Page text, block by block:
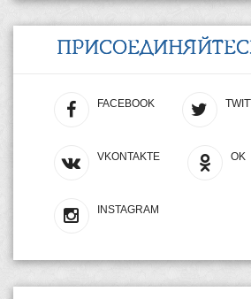
FACEBOOK
VKONTAKTE OK
INSTAGRAM